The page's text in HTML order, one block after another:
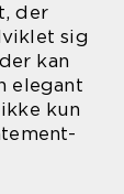
der
sig
kan
elegant
kun